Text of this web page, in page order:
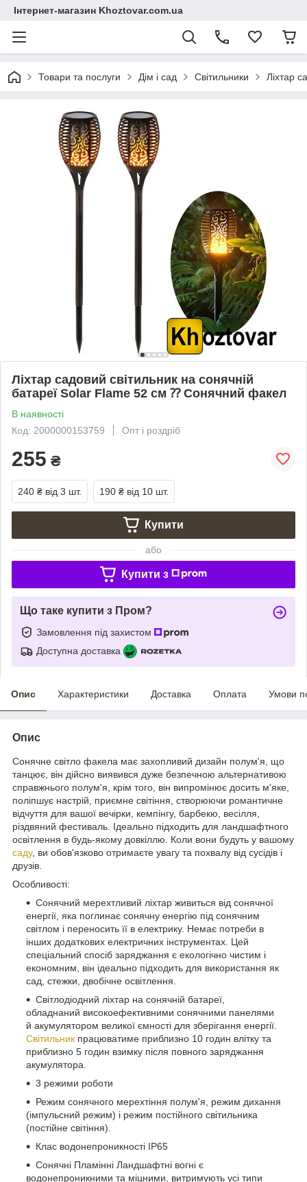
Інтернет-магазин Khoztovar.com.ua
Товари та послуги Дім і сад Світильники Ліхтар
Ліхтар садовий світильник на сонячній
батареї Solar Flame 52 см ⁇ Сонячний факел
В наявності
Код: 2000000153759
Опт і роздріб
255 ₴
240 ₴ від 3 шт. 190 ₴ від 10 шт.
Купити
або
Купити з
Що таке купити з Пром?
Замовлення під захистом
Доступна доставка
Опис Характеристики Доставка Оплата Умови
Опис
Сонячне світло факела має захопливий дизайн полум'я, що
танцює, він дійсно виявився дуже безпечною альтернативою
справжнього полум'я, крім того, він випромінює досить м'яке,
поліпшує настрій, приємне світіння, створюючи романтичне
відчуття для вашої вечірки, кемпінгу, барбекю, весілля,
різдвяний фестиваль. Ідеально підходить для ландшафтного
освітлення в будь-якому довкіллю. Коли вони будуть у вашому
саду, ви обов'язково отримаєте увагу та похвалу від сусідів і
друзів.
Особливості:
Сонячний мерехтливий ліхтар живиться від сонячної
енергії, яка поглинає сонячну енергію під сонячним
світлом і переносить її в електрику. Немає потреби в
інших додаткових електричних інструментах. Цей
спеціальний спосіб заряджання є екологічно чистим і
економним, він ідеально підходить для використання як
сад, стежки, двобічне освітлення.
Світлодіодний ліхтар на сонячній батареї,
обладнаний високоефективними сонячними панелями
й акумулятором великої ємності для зберігання енергії.
Світильник працюватиме приблизно 10 годин влітку та
приблизно 5 годин взимку після повного заряджання
акумулятора.
3 режими роботи
Режим сонячного мерехтіння полум'я, режим дихання
(імпульсний режим) і режим постійного світильника
(постійне світіння).
Клас водонепроникності IP65
Сонячні Пламінні Ландшафтні вогні є
водонепроникними та міцними, витримують усі типи